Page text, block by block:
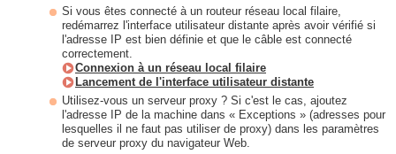
Si vous êtes connecté à un routeur réseau local filaire,
redémarrez l'interface utilisateur distante après avoir vérifié si
l'adresse IP est bien définie et que le câble est connecté
correctement.
Connexion à un réseau local filaire
Lancement de l'interface utilisateur distante
Utilisez-vous un serveur proxy ? Si c'est le cas, ajoutez
l'adresse IP de la machine dans « Exceptions » (adresses pour
lesquelles il ne faut pas utiliser de proxy) dans les paramètres
de serveur proxy du navigateur Web.